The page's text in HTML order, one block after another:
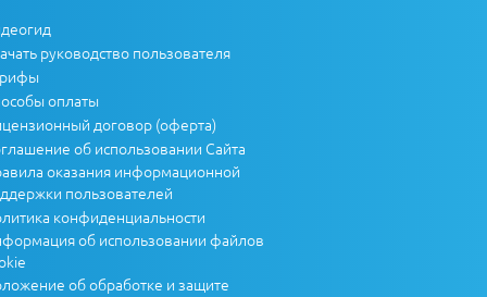
руководство пользователя
оплаты
договор (оферта)
об использовании Сайта
оказания информационной
пользователей
конфиденциальности
об использовании файлов
об обработке и защите